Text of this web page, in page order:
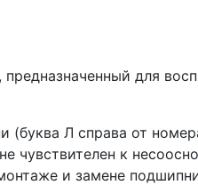
, предназначенный для
(буква Л справа от
чувствителен к
и замене